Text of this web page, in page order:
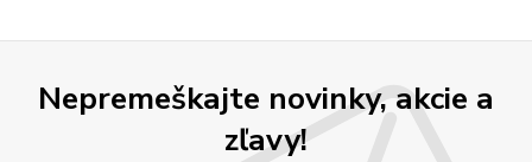
Nepremeškajte novinky, akcie a
zľavy!